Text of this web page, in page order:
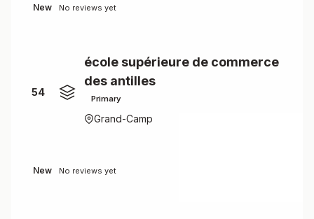
New No reviews yet
54
école supérieure de commerce
des antilles
Primary
Grand-Camp
New No reviews yet